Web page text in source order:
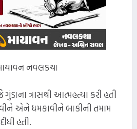
નવલકથા
ત્રાસથી આત્મહત્યા કરી હતી
એને ધમકાવીને બાકીની તમામ
હતી.